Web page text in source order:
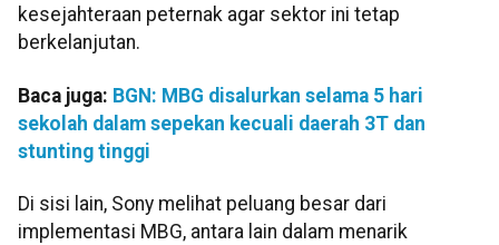
kesejahteraan peternak agar sektor ini tetap
berkelanjutan.
Baca juga: BGN: MBG disalurkan selama 5 hari
sekolah dalam sepekan kecuali daerah 3T dan
stunting tinggi
Di sisi lain, Sony melihat peluang besar dari
implementasi MBG, antara lain dalam menarik